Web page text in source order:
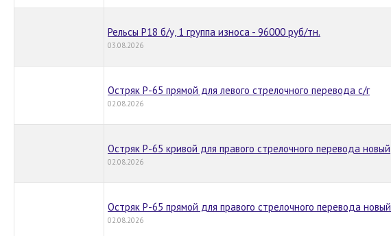
Рельсы Р18 б/у, 1 группа износа - 96000 руб/тн.
03.08.2026
Остряк Р-65 прямой для левого стрелочного перевода с/г
02.08.2026
Остряк Р-65 кривой для правого стрелочного перевода новый
02.08.2026
Остряк Р-65 прямой для правого стрелочного перевода новый
02.08.2026